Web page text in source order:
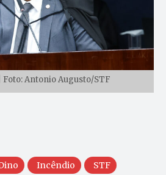
Foto: Antonio Augusto/STF
Incêndio STF